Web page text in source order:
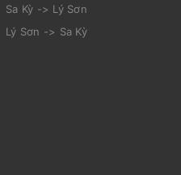
Sa Kỳ -> Lý Sơn
Lý Sơn -> Sa Kỳ